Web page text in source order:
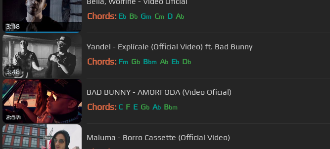
3:18
Chords: Eb Bb Gm Cm D Ab
3:48
Yandel - Explícale (Official Video) ft. Bad Bunny
Chords: Fm Gb Bbm Ab Eb Db
2:57
BAD BUNNY - AMORFODA (Video Oficial)
Chords: C F E Gb Ab Bbm
Maluma - Borro Cassette (Official Video)